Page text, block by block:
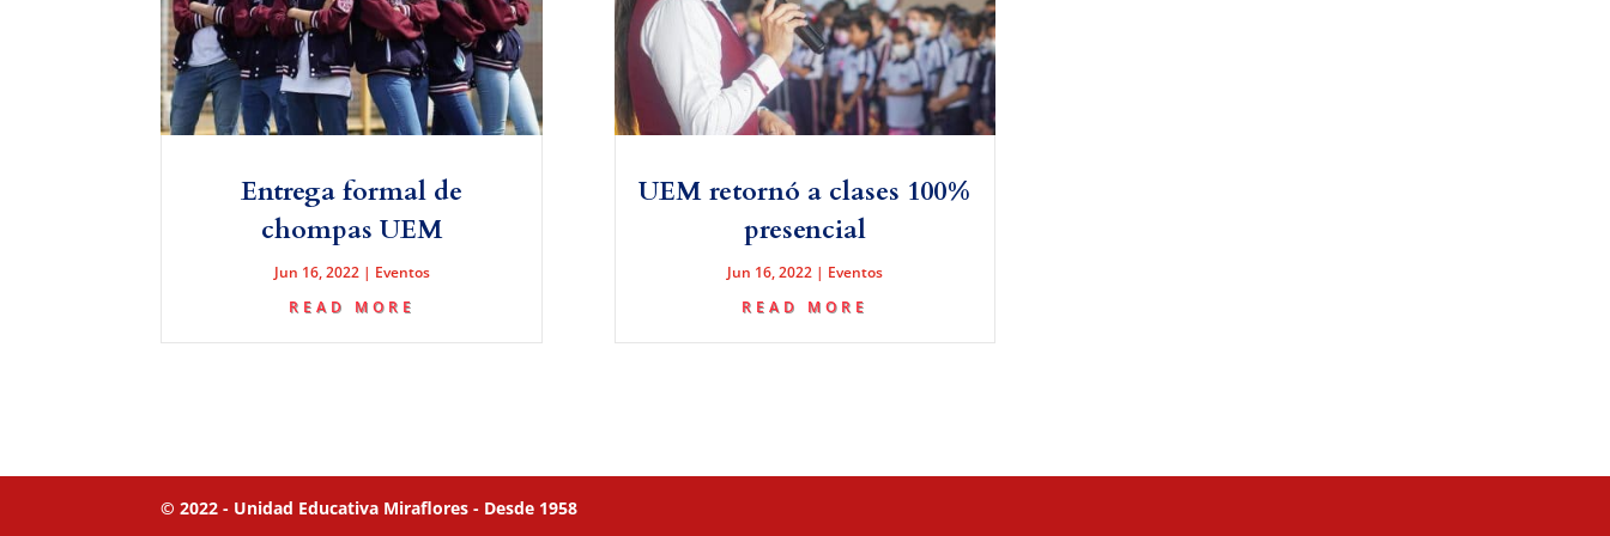
Entrega formal de
chompas UEM
Jun 16, 2022| Eventos
READ MORE
UEM retornó a clases 100%
presencial
Jun 16, 2022| Eventos
READ MORE
© 2022 - Unidad Educativa Miraflores - Desde 1958